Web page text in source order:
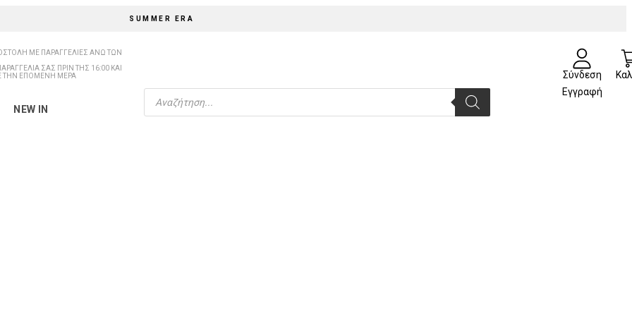
SUMMER ERA
ΜΕ ΠΑΡΑΓΓΕΛΙΕΣ ΑΝΩ ΤΩΝ
ΣΑΣ ΠΡΙΝ ΤΗΣ 16:00 ΚΑΙ
ΤΗΝ ΕΠΟΜΕΝΗ ΜΕΡΑ
Products
search
Σύνδεση
Εγγραφή
NEW IN